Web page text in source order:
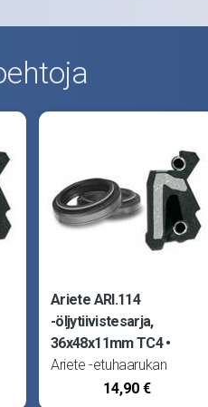
Ariete ARI.114
-öljytiivistesarja,
36x48x11mm TC4
Ariete -etuhaarukan
öljytiivisteet (stefat) ovat
14,90 €